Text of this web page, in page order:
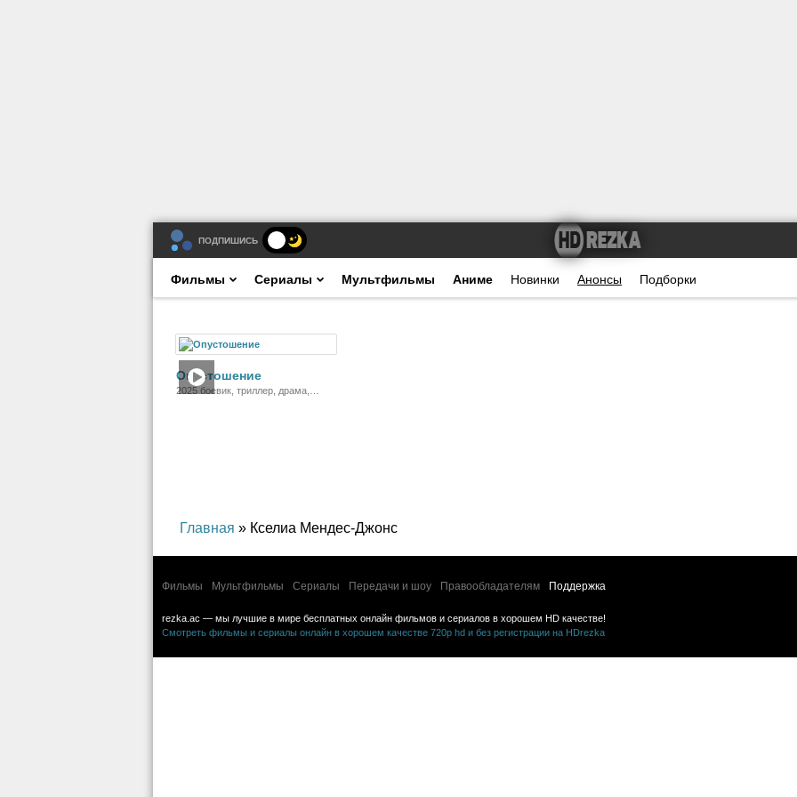
ПОДПИШИСЬ
Фильмы Сериалы Мультфильмы Аниме Новинки Анонсы Подборки
Опустошение
2025 боевик, триллер, драма,
Главная » Кселиа Мендес-Джонс
Фильмы Мультфильмы Сериалы Передачи и шоу Правообладателям Поддержка
rezka.ac — мы лучшие в мире бесплатных онлайн фильмов и сериалов в хорошем HD качестве!
Смотреть фильмы и сериалы онлайн в хорошем качестве 720p hd и без регистрации на HDrezka